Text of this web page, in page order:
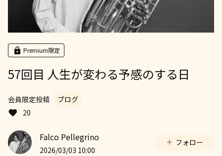
Premium限定
57回目 人生が変わる予感のする日
会員限定投稿
ブログ
20
Falco Pellegrino
2026/03/03 10:00
フォロー